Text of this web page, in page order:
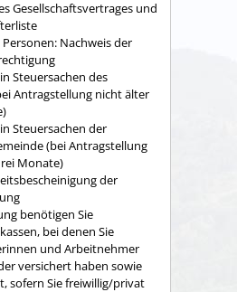
Gesellschaftsvertrages und
Nachweis der
Steuersachen des
Antragstellung nicht älter
Steuersachen der
(bei Antragstellung
Monate)
der
benötigen Sie
bei denen Sie
und Arbeitnehmer
versichert haben sowie
sofern Sie freiwillig/privat